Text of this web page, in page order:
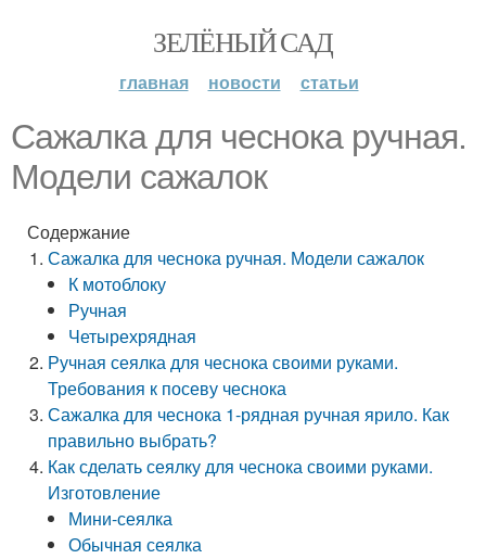
ЗЕЛЁНЫЙ САД
главная новости статьи
Сажалка для чеснока ручная.
Модели сажалок
Содержание
Сажалка для чеснока ручная. Модели сажалок
К мотоблоку
Ручная
Четырехрядная
Ручная сеялка для чеснока своими руками.
Требования к посеву чеснока
Сажалка для чеснока 1-рядная ручная ярило. Как
правильно выбрать?
Как сделать сеялку для чеснока своими руками.
Изготовление
Мини-сеялка
Обычная сеялка